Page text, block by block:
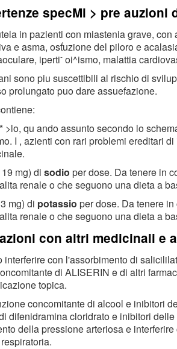
specMi > pre auzioni
in pazienti con miastenia grave,
e asma, osťuzione del piloro e
iperti- oi^ismo, malattia
sono piu suscettibili al rischio di
prolungato puo dare assuefazione.
>lo, qu ando assunto secondo lo
I , azienti con rari problemi ereditari
mg) di sodio per dose. Da tenere in
renale o che seguono una dieta a
3 mg) di potassio per dose. Da tenere
renale o che seguono una dieta a
con altri medicinali e
interferire con l'assorbimento di
di ALISERIN e di altri
topica.
concomitante di alcool e inibitori
difenidramina cloridrato e inibitori
della pressione arteriosa e